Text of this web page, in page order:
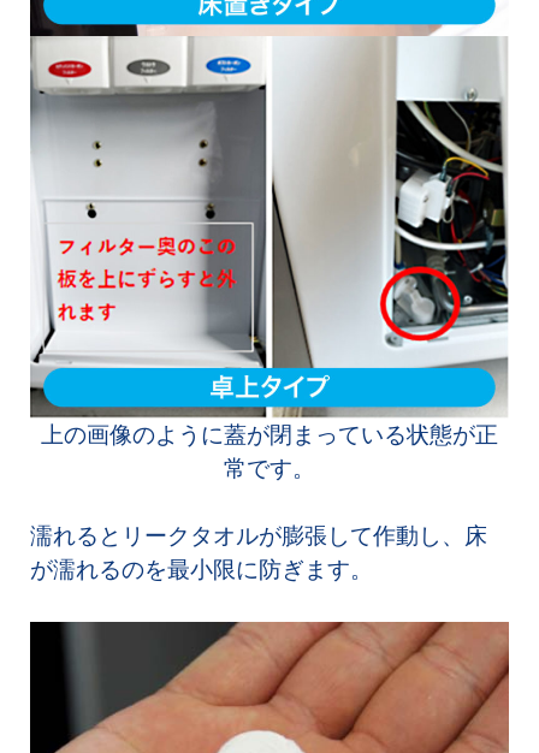
上の画像のように蓋が閉まっている状態が正
常です。
濡れるとリークタオルが膨張して作動し、床
が濡れるのを最小限に防ぎます。